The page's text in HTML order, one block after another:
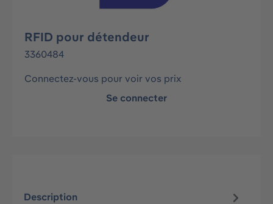
RFID pour détendeur
3360484
Connectez-vous pour voir vos prix
Se connecter
Description